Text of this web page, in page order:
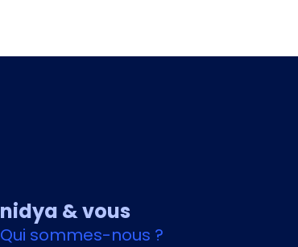
nidya & vous
Qui sommes-nous ?